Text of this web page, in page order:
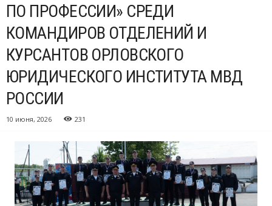
ПО ПРОФЕССИИ» СРЕДИ
КОМАНДИРОВ ОТДЕЛЕНИЙ И
КУРСАНТОВ ОРЛОВСКОГО
ЮРИДИЧЕСКОГО ИНСТИТУТА МВД
РОССИИ
10 июня, 2026 231